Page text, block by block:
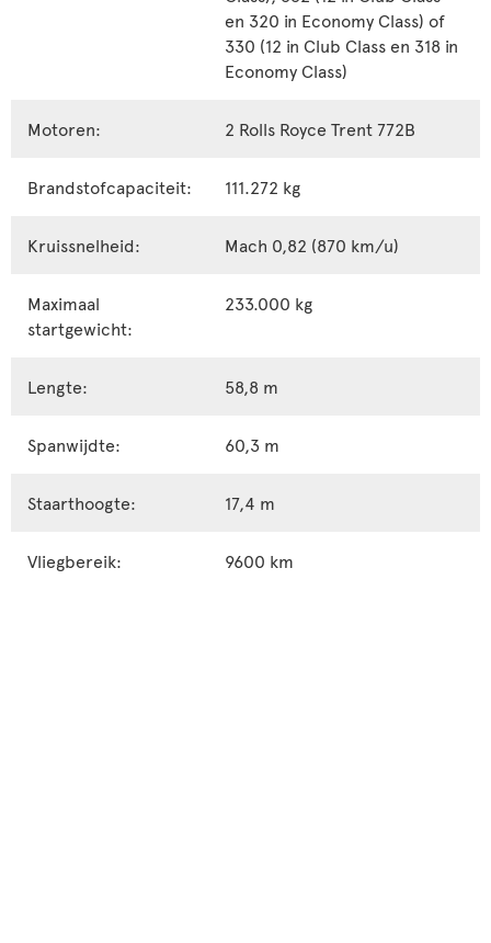
en 320 in Economy Class) of
330 (12 in Club Class en 318 in
Economy Class)
Motoren: 2 Rolls Royce Trent 772B
Brandstofcapaciteit: 111.272 kg
Kruissnelheid: Mach 0,82 (870 km/u)
Maximaal
startgewicht:
233.000 kg
Lengte: 58,8 m
Spanwijdte: 60,3 m
Staarthoogte: 17,4 m
Vliegbereik: 9600 km